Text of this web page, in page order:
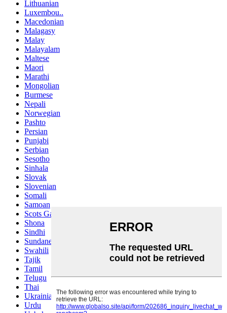
Lithuanian
Luxembou..
Macedonian
Malagasy
Malay
Malayalam
Maltese
Maori
Marathi
Mongolian
Burmese
Nepali
Norwegian
Pashto
Persian
Punjabi
Serbian
Sesotho
Sinhala
Slovak
Slovenian
Somali
Samoan
Scots Gaelic
Shona
Sindhi
Sundanese
Swahili
Tajik
Tamil
Telugu
Thai
Ukrainian
Urdu